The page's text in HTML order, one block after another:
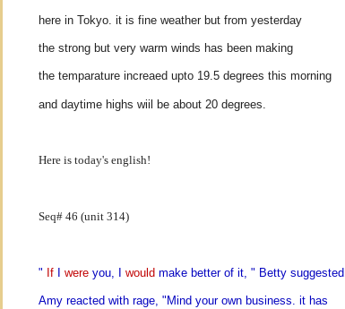
here in Tokyo. it is fine weather but from yesterday
the strong but very warm winds has been making
the temparature increaed upto 19.5 degrees this morning
and daytime highs wiil be about 20 degrees.
Here is today's english!
Seq# 46 (unit 314)
" If I were you, I would make better of it, " Betty suggested.
Amy reacted with rage, "Mind your own business. it has